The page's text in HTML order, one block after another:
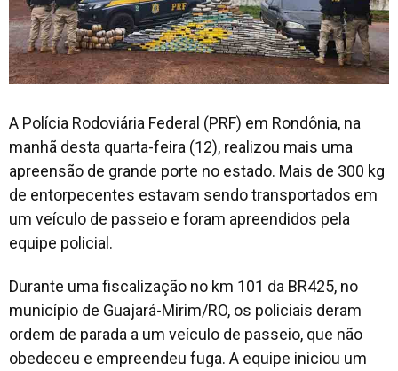
A Polícia Rodoviária Federal (PRF) em Rondônia, na
manhã desta quarta-feira (12), realizou mais uma
apreensão de grande porte no estado. Mais de 300 kg
de entorpecentes estavam sendo transportados em
um veículo de passeio e foram apreendidos pela
equipe policial.
Durante uma fiscalização no km 101 da BR425, no
município de Guajará-Mirim/RO, os policiais deram
ordem de parada a um veículo de passeio, que não
obedeceu e empreendeu fuga. A equipe iniciou um